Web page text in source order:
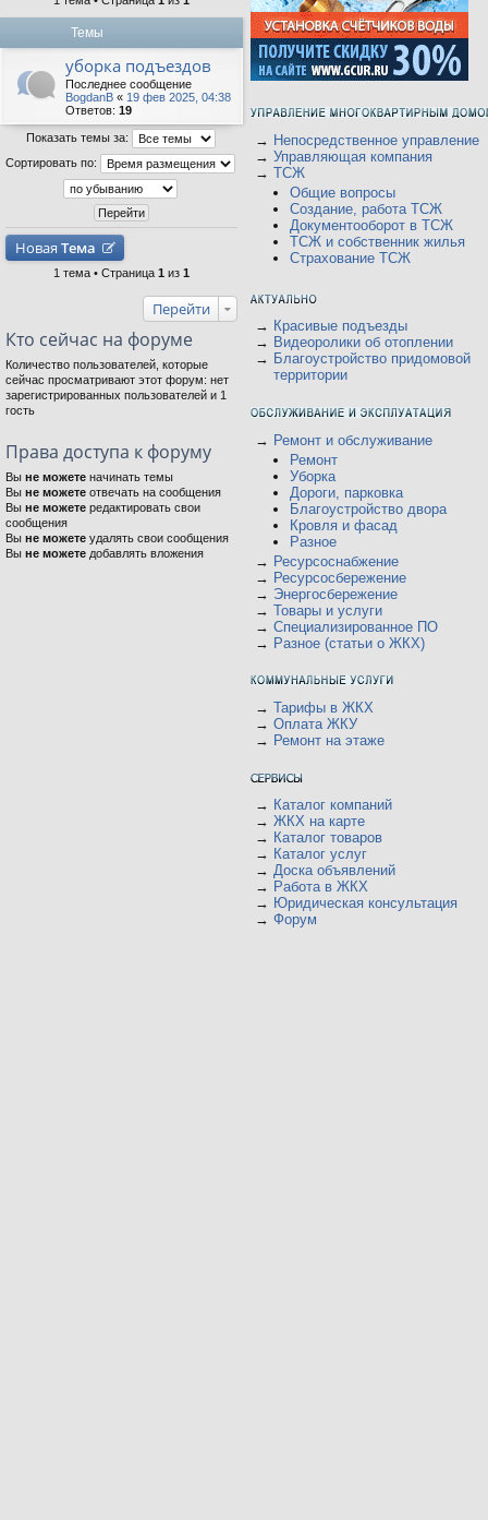
Темы
уборка подъездов
Последнее сообщение
BogdanB « 19 фев 2025, 04:38
Ответов: 19
Показать темы за:
Сортировать по:
Новая Тема
1 тема • Страница 1 из 1
Перейти
Кто сейчас на форуме
Количество пользователей, которые
сейчас просматривают этот форум: нет
зарегистрированных пользователей и 1
гость
Права доступа к форуму
Вы не можете начинать темы
Вы не можете отвечать на сообщения
Вы не можете редактировать свои
сообщения
Вы не можете удалять свои сообщения
Вы не можете добавлять вложения
→ Непосредственное управление
→ Управляющая компания
→ ТСЖ
Общие вопросы
Создание, работа ТСЖ
Документооборот в ТСЖ
ТСЖ и собственник жилья
Страхование ТСЖ
→ Красивые подъезды
→ Видеоролики об отоплении
→ Благоустройство придомовой
территории
→ Ремонт и обслуживание
Ремонт
Уборка
Дороги, парковка
Благоустройство двора
Кровля и фасад
Разное
→ Ресурсоснабжение
→ Ресурсосбережение
→ Энергосбережение
→ Товары и услуги
→ Специализированное ПО
→ Разное (статьи о ЖКХ)
→ Тарифы в ЖКХ
→ Оплата ЖКУ
→ Ремонт на этаже
→ Каталог компаний
→ ЖКХ на карте
→ Каталог товаров
→ Каталог услуг
→ Доска объявлений
→ Работа в ЖКХ
→ Юридическая консультация
→ Форум